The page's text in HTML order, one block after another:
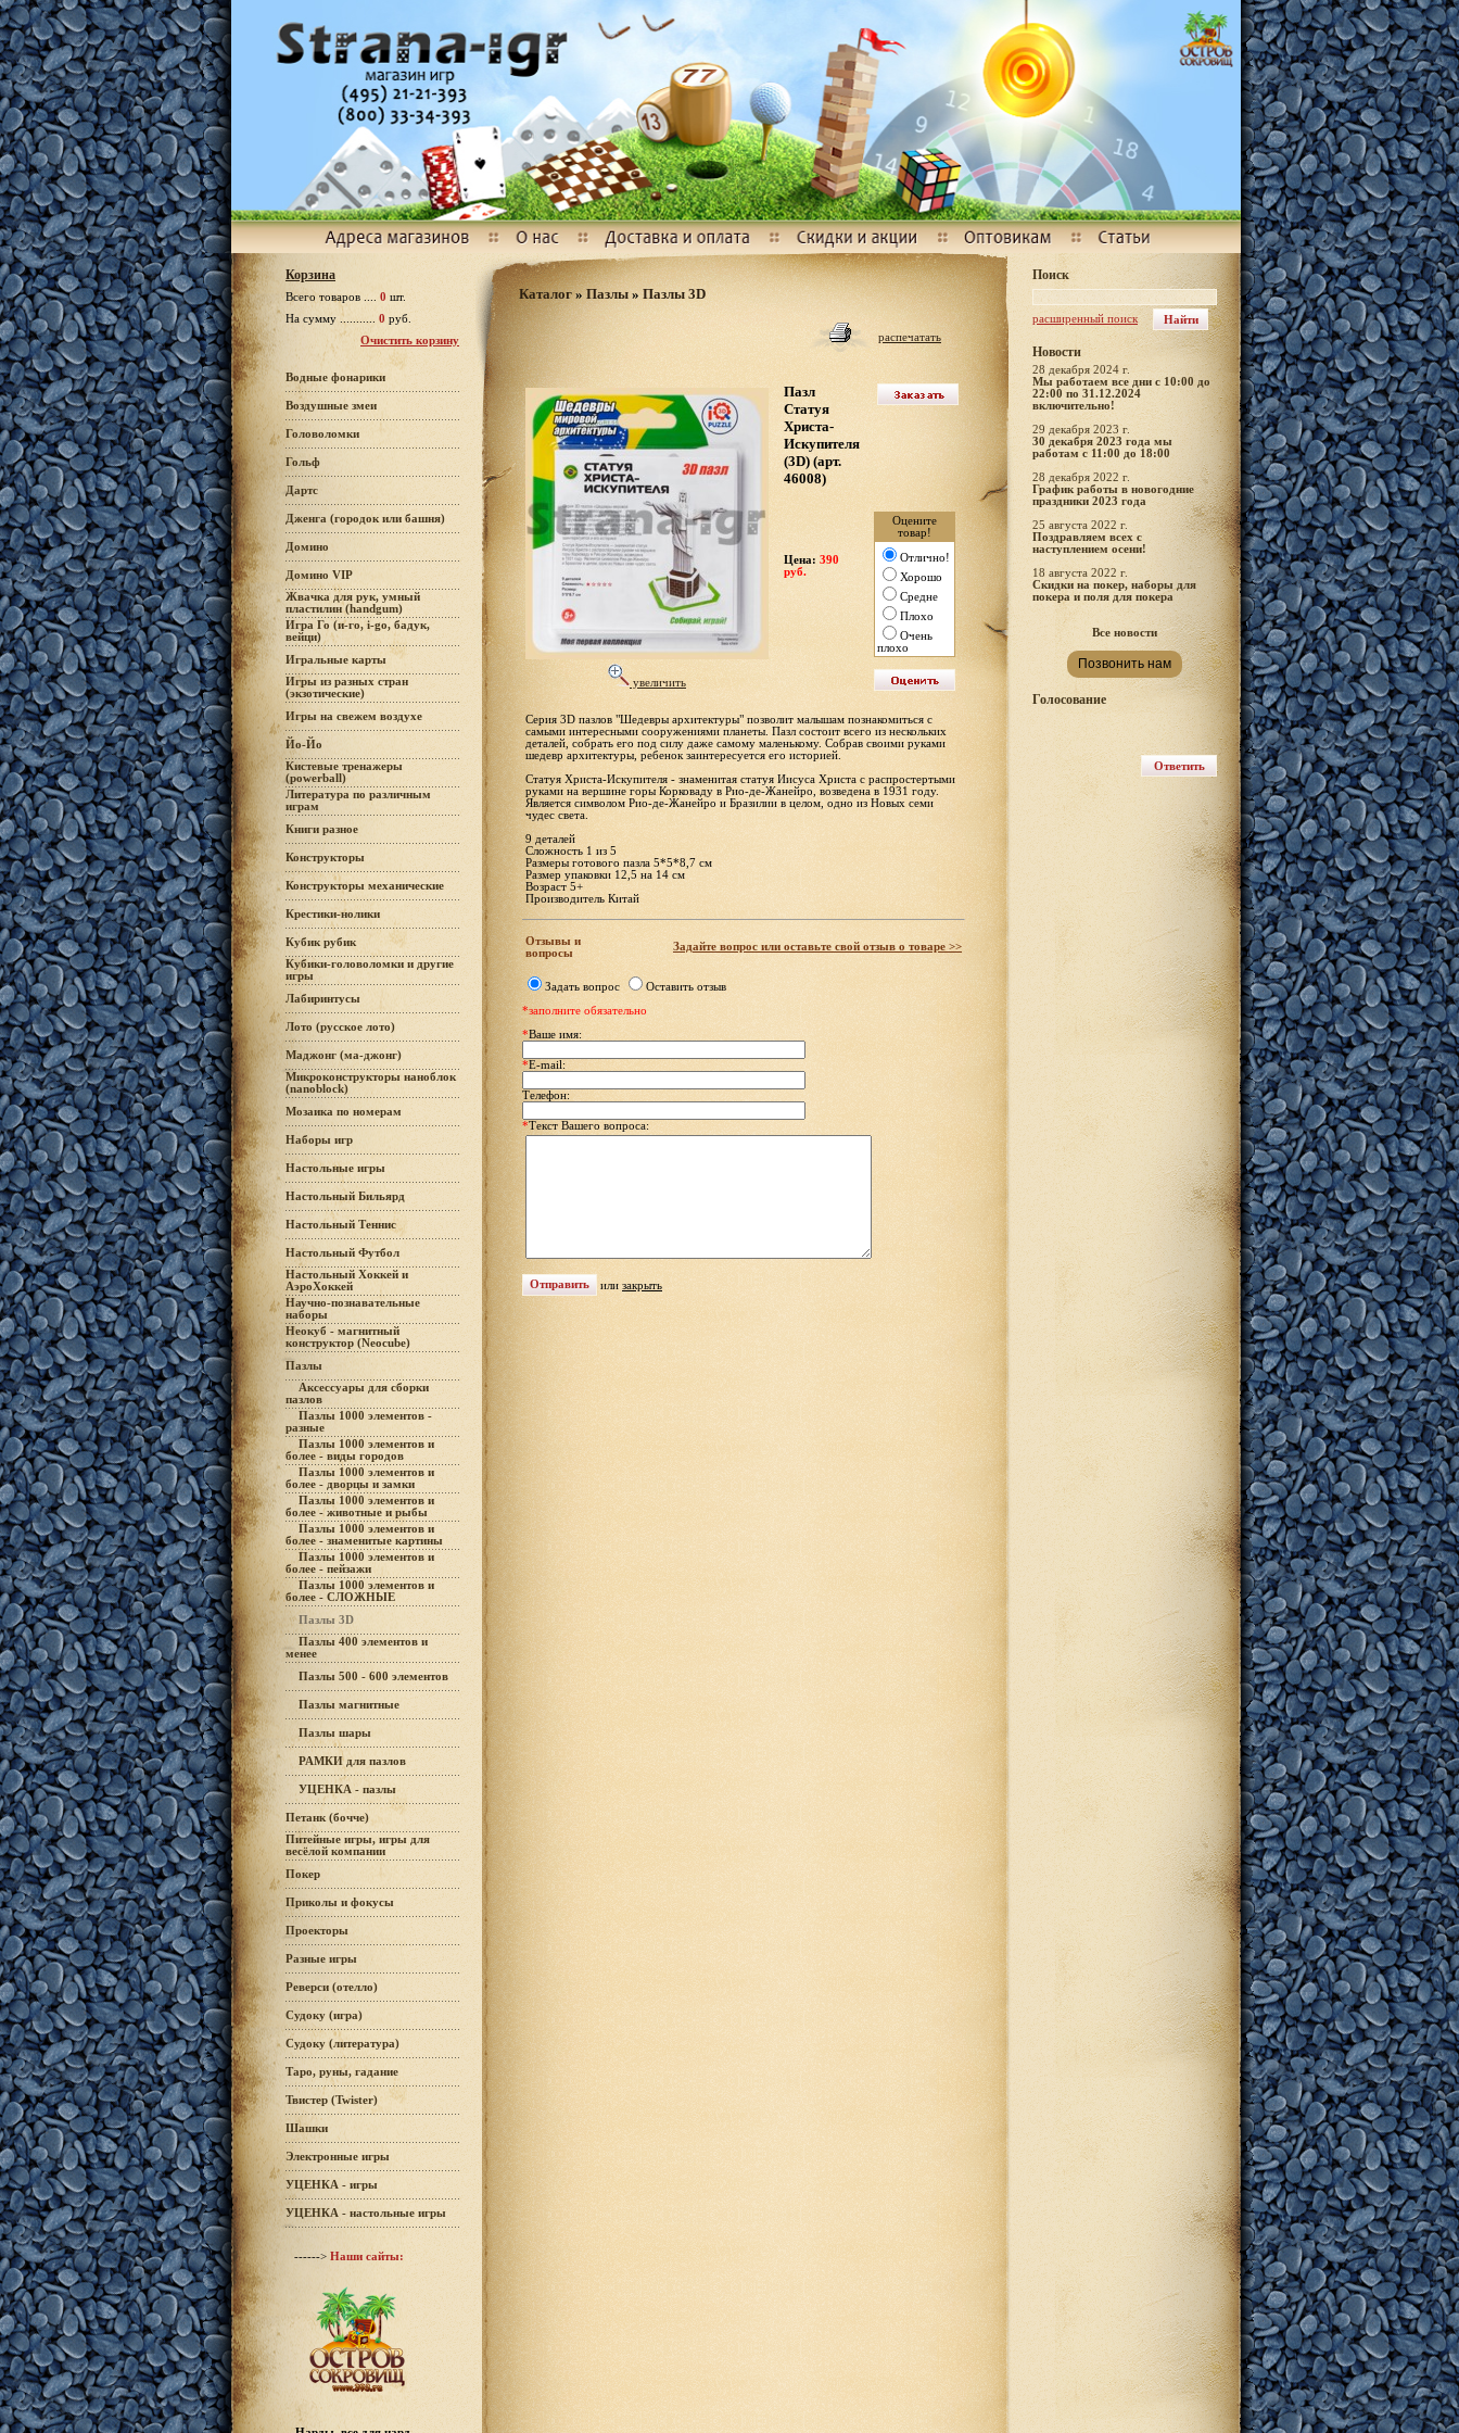
Корзина
Всего товаров .... 0 шт.
На сумму ........... 0 руб.
Очистить корзину
Водные фонарики
Воздушные змеи
Головоломки
Гольф
Дартс
Дженга (городок или башня)
Домино
Домино VIP
Жвачка для рук, умный
пластилин (handgum)
Игра Го (и-го, i-go, бадук,
вейци)
Игральные карты
Игры из разных стран
(экзотические)
Игры на свежем воздухе
Йо-Йо
Кистевые тренажеры
(powerball)
Литература по различным
играм
Книги разное
Конструкторы
Конструкторы механические
Крестики-нолики
Кубик рубик
Кубики-головоломки и другие
игры
Лабиринтусы
Лото (русское лото)
Маджонг (ма-джонг)
Микроконструкторы наноблок
(nanoblock)
Мозаика по номерам
Наборы игр
Настольные игры
Настольный Бильярд
Настольный Теннис
Настольный Футбол
Настольный Хоккей и
АэроХоккей
Научно-познавательные
наборы
Неокуб - магнитный
конструктор (Neocube)
Пазлы
Аксессуары для сборки
пазлов
Пазлы 1000 элементов -
разные
Пазлы 1000 элементов и
более - виды городов
Пазлы 1000 элементов и
более - дворцы и замки
Пазлы 1000 элементов и
более - животные и рыбы
Пазлы 1000 элементов и
более - знаменитые картины
Пазлы 1000 элементов и
более - пейзажи
Пазлы 1000 элементов и
более - СЛОЖНЫЕ
Пазлы 3D
Пазлы 400 элементов и
менее
Пазлы 500 - 600 элементов
Пазлы магнитные
Пазлы шары
РАМКИ для пазлов
УЦЕНКА - пазлы
Петанк (бочче)
Питейные игры, игры для
весёлой компании
Покер
Приколы и фокусы
Проекторы
Разные игры
Реверси (отелло)
Судоку (игра)
Судоку (литература)
Таро, руны, гадание
Твистер (Twister)
Шашки
Электронные игры
УЦЕНКА - игры
УЦЕНКА - настольные игры
------> Наши сайты:
Каталог»Пазлы » Пазлы 3D
распечатать
увеличить
Пазл
Статуя
Христа-
Искупителя
(3D) (арт.
46008)
Цена: 390
руб.
Оцените
товар!
Отлично!
Хорошо
Средне
Плохо
Очень
плохо
Серия 3D пазлов "Шедевры архитектуры" позволит малышам познакомиться с
самыми интересными сооружениями планеты. Пазл состоит всего из нескольких
деталей, собрать его под силу даже самому маленькому. Собрав своими руками
шедевр архитектуры, ребенок заинтересуется его историей.
Статуя Христа-Искупителя - знаменитая статуя Иисуса Христа с распростертыми
руками на вершине горы Корковаду в Рио-де-Жанейро, возведена в 1931 году.
Является символом Рио-де-Жанейро и Бразилии в целом, одно из Новых семи
чудес света.
9 деталей
Сложность 1 из 5
Размеры готового пазла 5*5*8,7 см
Размер упаковки 12,5 на 14 см
Возраст 5+
Производитель Китай
Отзывы и
вопросы
Задайте вопрос или оставьте свой отзыв о товаре >>
Задать вопрос
Оставить отзыв
*заполните обязательно
*Ваше имя:
*E-mail:
Телефон:
*Текст Вашего вопроса:
или закрыть
Поиск
расширенный поиск
Новости
28 декабря 2024 г.
Мы работаем все дни с 10:00 до
22:00 по 31.12.2024
включительно!
29 декабря 2023 г.
30 декабря 2023 года мы
работам с 11:00 до 18:00
28 декабря 2022 г.
График работы в новогодние
праздники 2023 года
25 августа 2022 г.
Поздравляем всех с
наступлением осени!
18 августа 2022 г.
Скидки на покер, наборы для
покера и поля для покера
Все новости
Позвонить нам
Голосование